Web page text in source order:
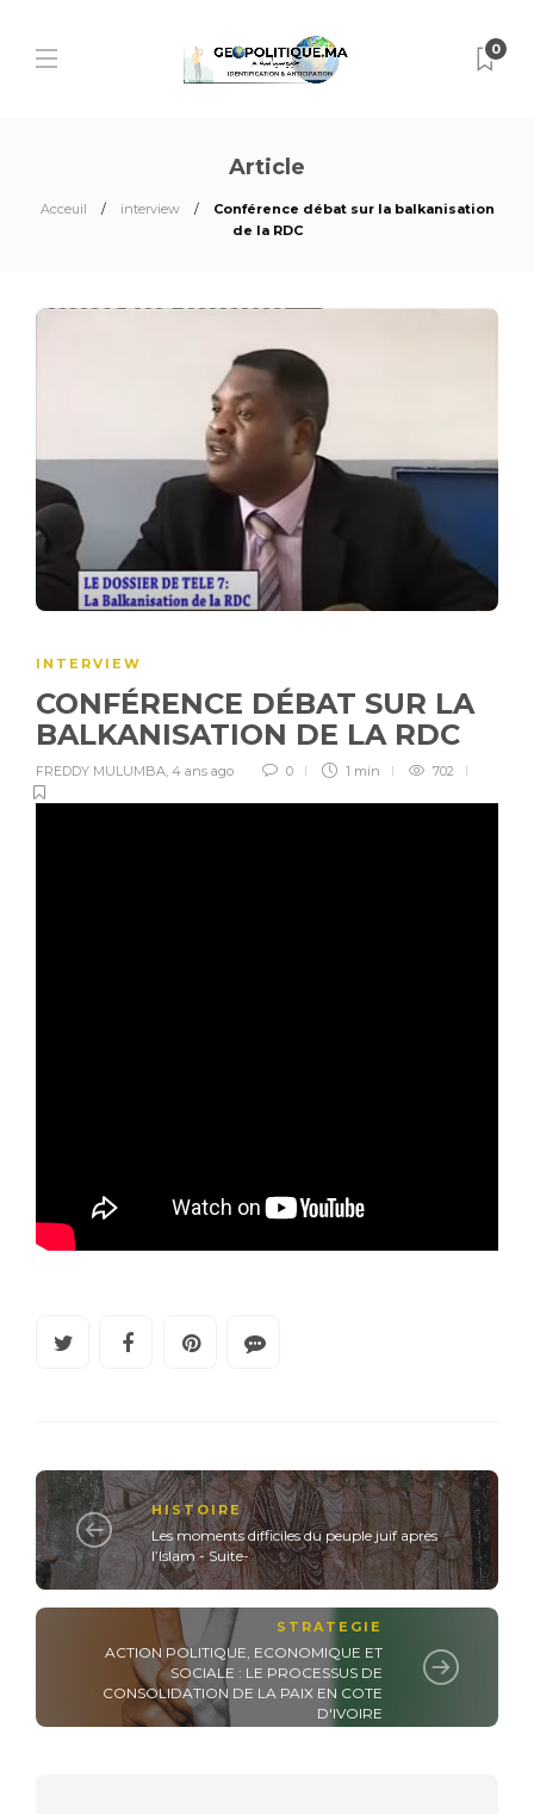
0
Article
Acceuil interview
Conférence débat sur la balkanisation
de la RDC
INTERVIEW
CONFÉRENCE DÉBAT SUR LA
BALKANISATION DE LA RDC
FREDDY MULUMBA, 4 ans ago 0 1 min 702
HISTOIRE
Les moments difficiles du peuple juif après
l’Islam - Suite-
STRATEGIE
ACTION POLITIQUE, ECONOMIQUE ET
SOCIALE : LE PROCESSUS DE
CONSOLIDATION DE LA PAIX EN COTE
D'IVOIRE